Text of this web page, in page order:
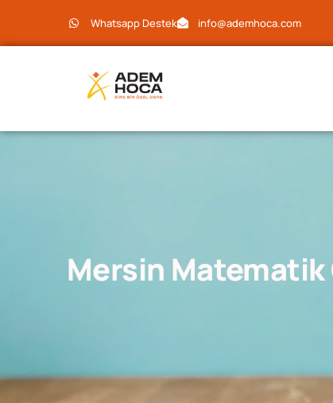
Whatsapp Destek info@ademhoca.com
Mersin Matematik